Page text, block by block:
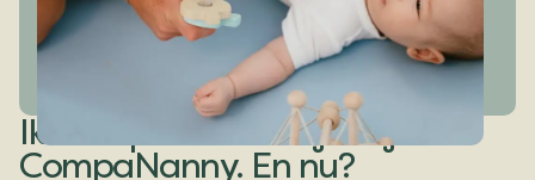
Ik sta op de wachtlijst bij
CompaNanny. En nu?